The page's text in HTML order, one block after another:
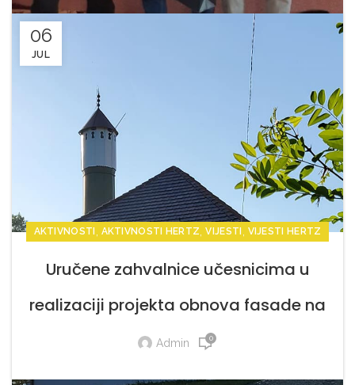
AKTIVNOSTI AKTIVNOSTI HERTZ ,VIJESTI VIJESTI HERTZ
Uručene zahvalnice učesnicima u
realizaciji projekta obnova fasade na
staroj Džamiji
Admin 0
06
JUL